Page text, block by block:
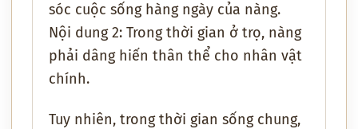
sóc cuộc sống hàng ngày của nàng.
Nội dung 2: Trong thời gian ở trọ, nàng
phải dâng hiến thân thể cho nhân vật
chính.
Tuy nhiên, trong thời gian sống chung,